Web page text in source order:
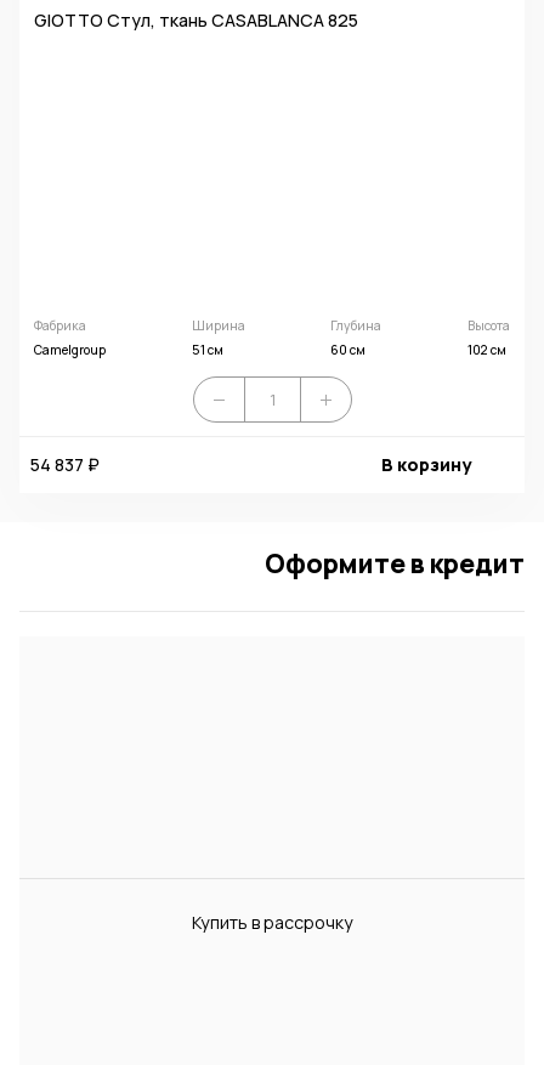
GIOTTO Стул, ткань CASABLANCA 825
Фабрика
Camelgroup
Ширина
51 см
Глубина
60 см
Высота
102 см
54 837 ₽ В корзину
Оформите в кредит
Купить в рассрочку